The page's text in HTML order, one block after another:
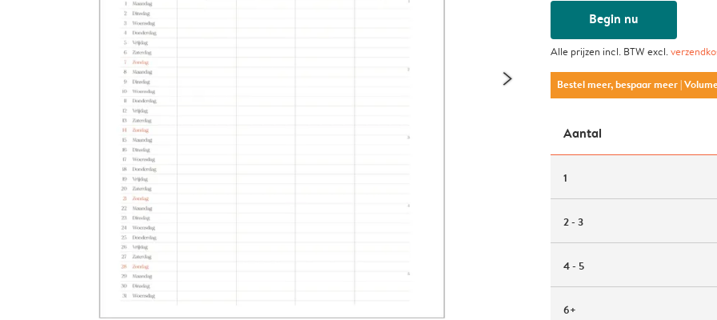
Begin nu
Alle prijzen incl. BTW excl.
Bestel meer, bespaar meer|
Aantal
1
2 - 3
4 - 5
6+